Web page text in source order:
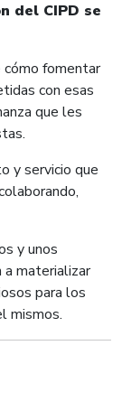
del CIPD se
cómo fomentar
con esas
que les
y servicio que
y unos
materializar
para los
mismos.